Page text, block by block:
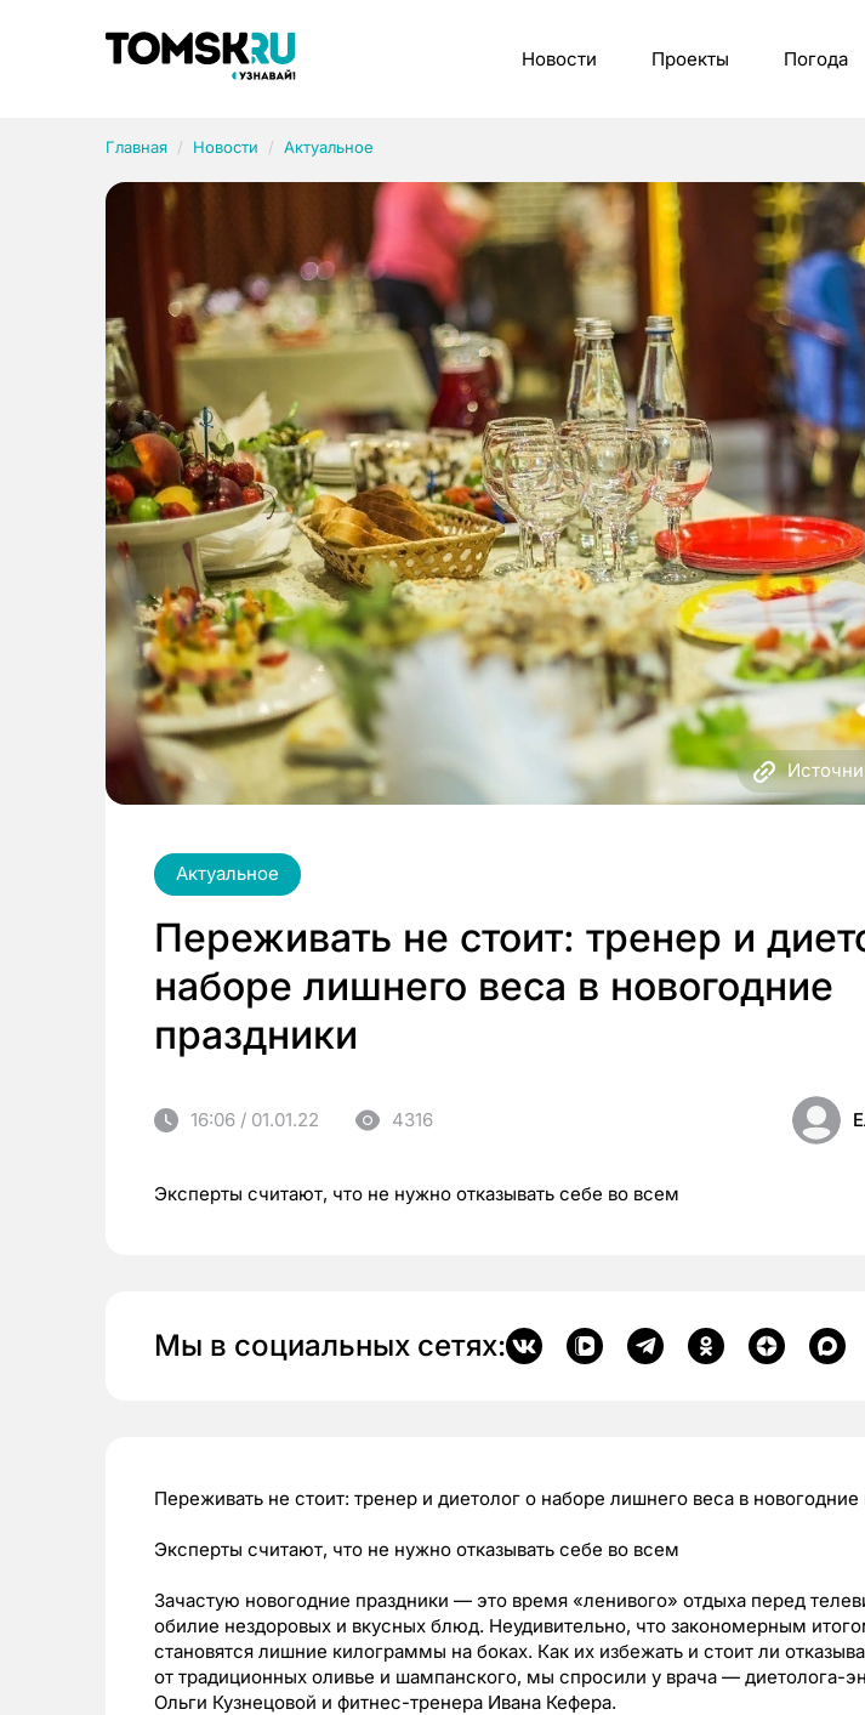
Новости Проекты Погода
Главная Новости Актуальное
Актуальное
Переживать не стоит: тренер и
наборе лишнего веса в новогодние
праздники
16:06 / 01.01.22 4316
Эксперты считают, что не нужно отказывать себе во всем
Мы в социальных сетях:
Переживать не стоит: тренер и диетолог о наборе лишнего веса в новогодние
Эксперты считают, что не нужно отказывать себе во всем
Зачастую новогодние праздники — это время «ленивого» отдыха перед
обилие нездоровых и вкусных блюд. Неудивительно, что закономерным
становятся лишние килограммы на боках. Как их избежать и стоит ли
от традиционных оливье и шампанского, мы спросили у врача — диетолога-
Ольги Кузнецовой и фитнес-тренера Ивана Кефера.
Рубрики